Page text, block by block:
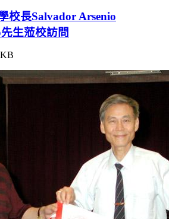
校長Salvador Arsenio
生蒞校訪問